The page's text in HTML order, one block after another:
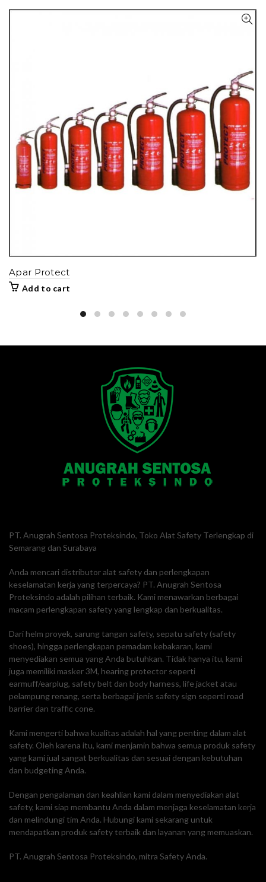
Apar Protect
Add to cart
PT. Anugrah Sentosa Proteksindo, Toko Alat Safety Terlengkap di
Semarang dan Surabaya
Anda mencari distributor alat safety dan perlengkapan
keselamatan kerja yang terpercaya? PT. Anugrah Sentosa
Proteksindo adalah pilihan terbaik. Kami menawarkan berbagai
macam perlengkapan safety yang lengkap dan berkualitas.
Dari helm proyek, sarung tangan safety, sepatu safety (safety
shoes), hingga perlengkapan pemadam kebakaran, kami
menyediakan semua yang Anda butuhkan. Tidak hanya itu, kami
juga memiliki masker 3M, hearing protector seperti
earmuff/earplug, safety belt dan body harness, life jacket atau
pelampung renang, serta berbagai jenis safety sign seperti road
barrier dan traffic cone.
Kami mengerti bahwa kualitas adalah hal yang penting dalam alat
safety. Oleh karena itu, kami menjamin bahwa semua produk safety
yang kami jual sangat berkualitas dan sesuai dengan kebutuhan
dan budgeting Anda.
Dengan pengalaman dan keahlian kami dalam menyediakan alat
safety, kami siap membantu Anda dalam menjaga keselamatan kerja
dan melindungi tim Anda. Hubungi kami sekarang untuk
mendapatkan produk safety terbaik dan layanan yang memuaskan.
PT. Anugrah Sentosa Proteksindo, mitra Safety Anda.